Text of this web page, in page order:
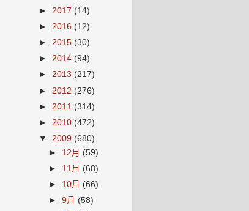
► 2017 (14)
► 2016 (12)
► 2015 (30)
► 2014 (94)
► 2013 (217)
► 2012 (276)
► 2011 (314)
► 2010 (472)
▼ 2009 (680)
► 12月 (59)
► 11月 (68)
► 10月 (66)
►9月 (58)